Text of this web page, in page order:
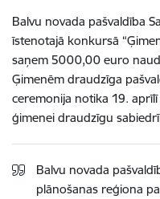
Balvu novada pašvaldība
īstenotajā konkursā
saņem 5000,00 euro
Ģimenēm draudzīga
ceremonija notika 19.
ģimenei draudzīgu
Balvu novada
plānošanas reģiona